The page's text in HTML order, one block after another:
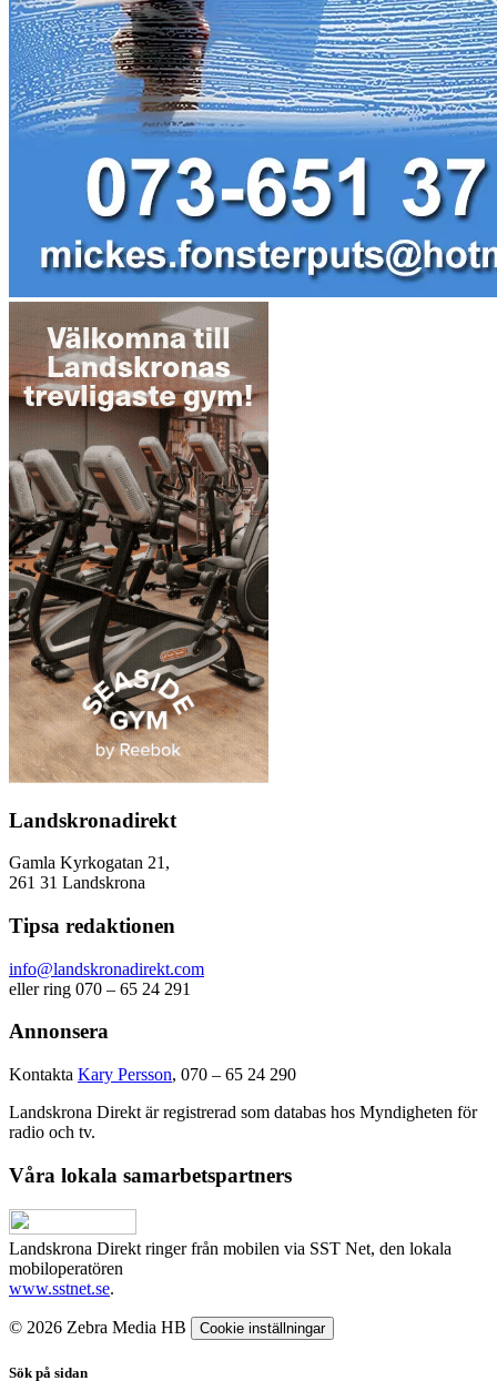
Landskronadirekt
Gamla Kyrkogatan 21,
261 31 Landskrona
Tipsa redaktionen
info@landskronadirekt.com
eller ring 070 – 65 24 291
Annonsera
Kontakta Kary Persson, 070 – 65 24 290
Landskrona Direkt är registrerad som databas hos Myndigheten för
radio och tv.
Våra lokala samarbetspartners
Landskrona Direkt ringer från mobilen via SST Net, den lokala
mobiloperatören
www.sstnet.se.
© 2026 Zebra Media HB Cookie inställningar
Sök på sidan